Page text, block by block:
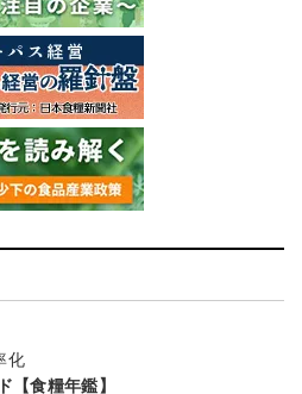
化
【食糧年鑑】